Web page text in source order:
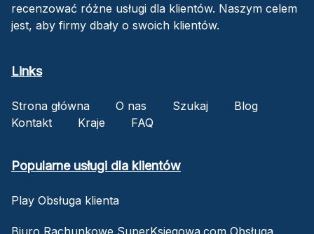
recenzować różne usługi dla klientów. Naszym celem
jest, aby firmy dbały o swoich klientów.
Links
Strona główna O nas Szukaj
Blog
Kontakt
Kraje FAQ
Popularne usługi dla klientów
Play Obsługa klienta
Biuro Rachunkowe SuperKsiegowa.com Obsługa